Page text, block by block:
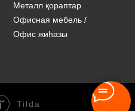
Металл қораптар
Офисная мебель /
Офис жиһазы
Tilda